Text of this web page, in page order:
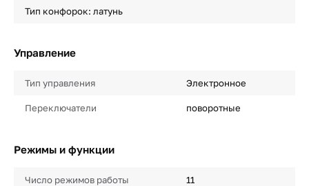
Тип конфорок: латунь
Управление
Тип управления Электронное
Переключатели поворотные
Режимы и функции
Число режимов работы 11